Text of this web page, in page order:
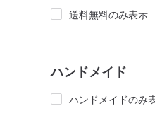
送料無料のみ表示
ハンドメイド
ハンドメイドのみ